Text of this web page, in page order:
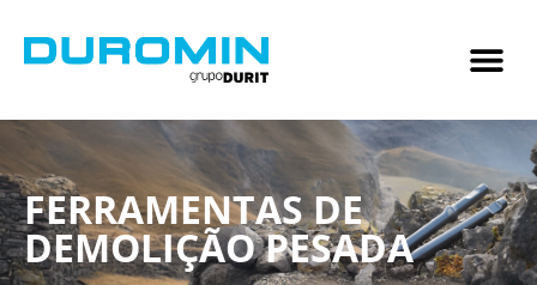
FERRAMENTAS DE
DEMOLIÇÃO PESADA